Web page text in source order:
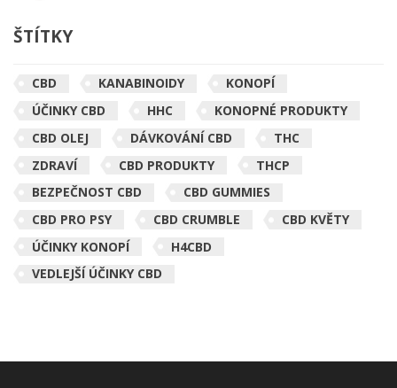
ŠTÍTKY
CBD KANABINOIDY
KONOPÍ
ÚČINKY CBD
HHC
KONOPNÉ PRODUKTY
CBD OLEJ
DÁVKOVÁNÍ CBD
THC
ZDRAVÍ
CBD PRODUKTY
THCP
BEZPEČNOST CBD
CBD GUMMIES
CBD PRO PSY
CBD CRUMBLE
CBD KVĚTY
ÚČINKY KONOPÍ
H4CBD
VEDLEJŠÍ ÚČINKY CBD